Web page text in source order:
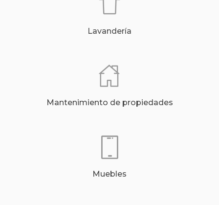
Lavandería
Mantenimiento de propiedades
Muebles